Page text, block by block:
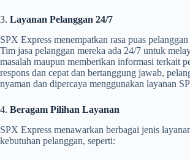
3. Layanan Pelanggan 24/7
SPX Express menempatkan rasa puas
Tim jasa pelanggan mereka ada 24/7 untuk
masalah maupun memberikan informasi terkait
respons dan cepat dan bertanggung jawab,
nyaman dan dipercaya menggunakan layanan
4. Beragam Pilihan Layanan
SPX Express menawarkan berbagai jenis
kebutuhan pelanggan, seperti: